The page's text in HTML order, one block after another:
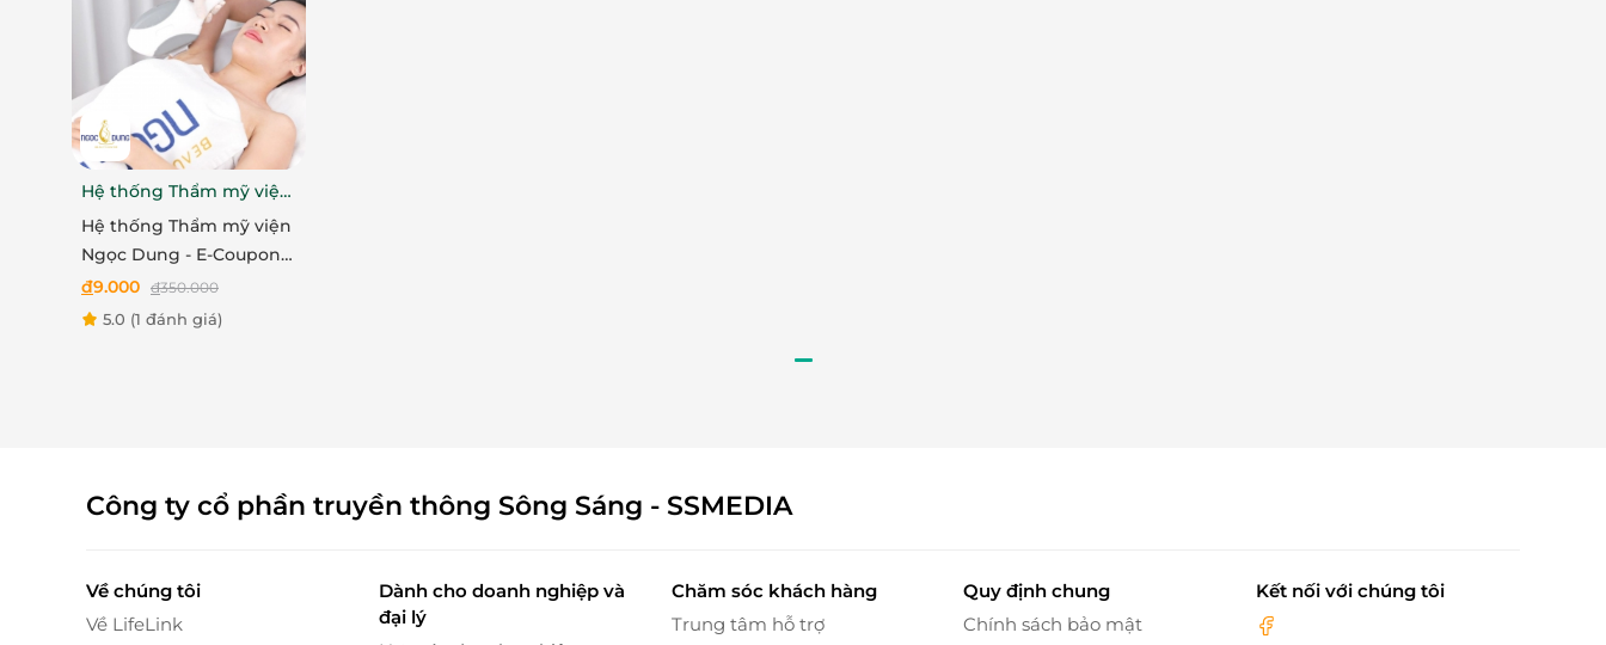
Lưu ý: Kết quả đạt được tùy thuộc vào cơ địa từng người.
Tái tạo năng lượng nhanh chóng, hiệu quả
Bước vào quy trình massage body tại Spa Trần, đội ngũ nhân viên giàu kinh nghiệm sẽ tiến hành
khởi động ấn huyệt lòng bàn chân, massage lưng, cổ vai gáy, vùng đùi, bắp chân, lòng bàn chân,
hai cánh tay, bàn tay, ngón tay... kết hợp với tinh dầu thiên nhiên giúp lưu thông khí huyết, đả
thông kinh mạch, đẩy lùi căng thẳng, mệt mỏi hiệu quả.
Hệ thống Thẩm mỹ viện
Ngọc Dung
Hệ thống Thẩm mỹ viện
Ngọc Dung - E-Coupon
ưu đãi trải nghiệm dịch
vụ Triệt lông nách hoặc
đ9.000 đ350.000
5.0 (1 đánh giá)
Công ty cổ phần truyền thông Sông Sáng - SSMEDIA
Về chúng tôi
Về LifeLink
Dành cho doanh nghiệp và
đại lý
Chăm sóc khách hàng
Trung tâm hỗ trợ
Quy định chung
Chính sách bảo mật
Kết nối với chúng tôi